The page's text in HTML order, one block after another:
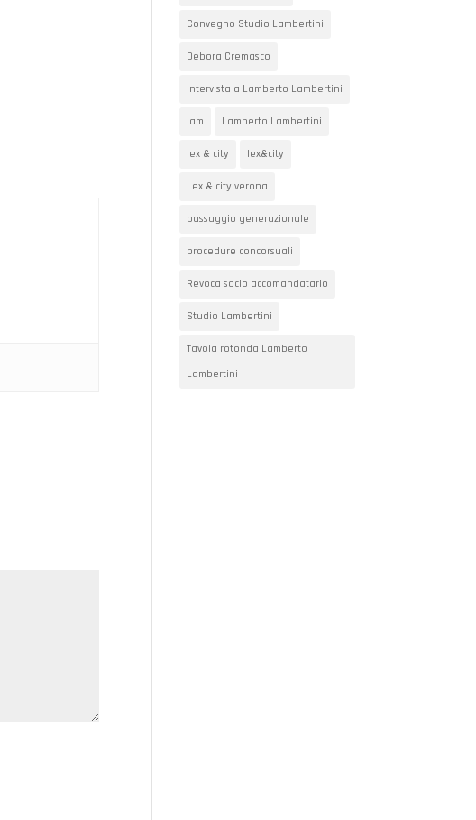
Convegno Studio Lambertini
Debora Cremasco
Intervista a Lamberto Lambertini
lam Lamberto Lambertini
lex & city lex&city
Lex & city verona
passaggio generazionale
procedure concorsuali
Revoca socio accomandatario
Studio Lambertini
Tavola rotonda Lamberto
Lambertini